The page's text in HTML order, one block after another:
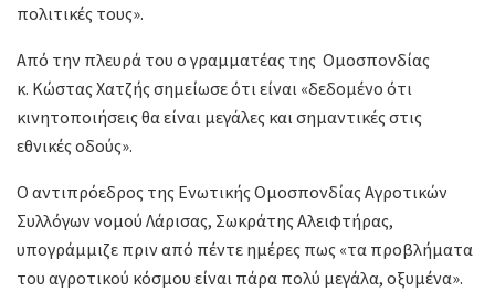
πολιτικές τους».
Από την πλευρά του ο γραμματέας της Ομοσπονδίας
κ. Κώστας Χατζής σημείωσε ότι είναι «δεδομένο ότι
κινητοποιήσεις θα είναι μεγάλες και σημαντικές στις
εθνικές οδούς».
Ο αντιπρόεδρος της Ενωτικής Ομοσπονδίας Αγροτικών
Συλλόγων νομού Λάρισας, Σωκράτης Αλειφτήρας,
υπογράμμιζε πριν από πέντε ημέρες πως «τα προβλήματα
του αγροτικού κόσμου είναι πάρα πολύ μεγάλα, οξυμένα».